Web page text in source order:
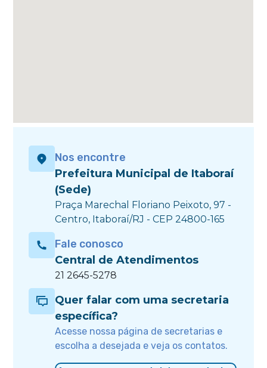
Nos encontre
Prefeitura Municipal de Itaboraí
(Sede)
Praça Marechal Floriano Peixoto, 97 -
Centro, Itaboraí/RJ - CEP 24800-165
Fale conosco
Central de Atendimentos
21 2645-5278
Quer falar com uma secretaria
específica?
Acesse nossa página de secretarias e
escolha a desejada e veja os contatos.